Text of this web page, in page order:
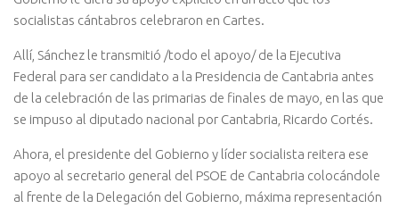
socialistas cántabros celebraron en Cartes.
Allí, Sánchez le transmitió /todo el apoyo/ de la Ejecutiva
Federal para ser candidato a la Presidencia de Cantabria antes
de la celebración de las primarias de finales de mayo, en las que
se impuso al diputado nacional por Cantabria, Ricardo Cortés.
Ahora, el presidente del Gobierno y líder socialista reitera ese
apoyo al secretario general del PSOE de Cantabria colocándole
al frente de la Delegación del Gobierno, máxima representación